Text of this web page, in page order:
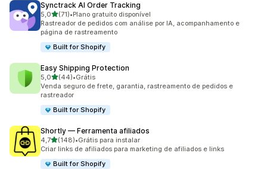
Synctrack AI Order Tracking
5,0de 5 estrelas
(71)
71 avaliações ao todo
•Plano gratuito disponível
Rastreador de pedidos com análise por IA, acompanhamento e
página de rastreamento
Built for Shopify
Easy Shipping Protection
5,0de 5 estrelas
(44)
44 avaliações ao todo
•Grátis
Venda seguro de frete, garantia, rastreamento de pedidos e
rastreador
Built for Shopify
Shortly — Ferramenta afiliados
4,7de 5 estrelas
(148)
148 avaliações ao todo
•Grátis para instalar
Criar links de afiliados para marketing de afiliados e links
Built for Shopify